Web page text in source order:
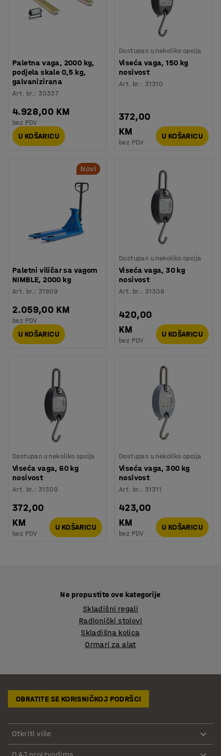
Paletna vaga, 2000 kg,
podjela skale 0,5 kg,
galvanizirana
Art. br.:30337
4.928,00 KM
bez PDV
U KOŠARICU
Dostupan u nekoliko opcija
Viseća vaga, 150 kg
nosivost
Art. br.:31310
372,00
KM
bez PDV
U KOŠARICU
Novi
Paletni viličar sa vagom
NIMBLE, 2000 kg
Art. br.:31909
2.059,00 KM
bez PDV
U KOŠARICU
Dostupan u nekoliko opcija
Viseća vaga, 30 kg
nosivost
Art. br.:31308
420,00
KM
bez PDV
U KOŠARICU
Dostupan u nekoliko opcija
Viseća vaga, 60 kg
nosivost
Art. br.:31309
372,00
KM
bez PDV
U KOŠARICU
Dostupan u nekoliko opcija
Viseća vaga, 300 kg
nosivost
Art. br.:31311
423,00
KM
bez PDV
U KOŠARICU
Ne propustite ove kategorije
Skladišni regali
Radionički stolovi
Skladišna kolica
Ormari za alat
OBRATITE SE KORISNIČKOJ PODRŠCI
Otkriti više